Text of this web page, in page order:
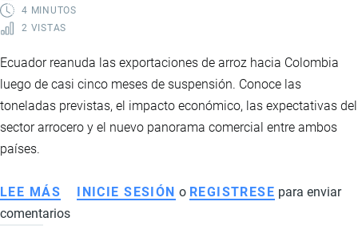
DE
ARANCELES
%
EXPORTABLE
4 MINUTOS
2 VISTAS
Ecuador reanuda las exportaciones de arroz hacia Colombia
luego de casi cinco meses de suspensión. Conoce las
toneladas previstas, el impacto económico, las expectativas del
sector arrocero y el nuevo panorama comercial entre ambos
países.
LEE MÁS SOBRE
ECUADOR
INICIE SESIÓN o REGISTRESE para enviar
comentarios